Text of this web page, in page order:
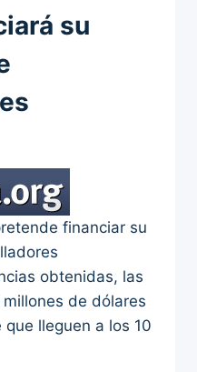
su
financiar su
obtenidas, las
de dólares
lleguen a los 10